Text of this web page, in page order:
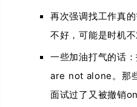
再次强调找工作真
不好，可能是时机
一些加油打气的话
are not alone 。那
面试过了又被撤销